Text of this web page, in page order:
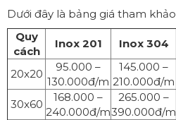
Dưới đây là bảng giá tham
Quy
cách
Inox 201 Inox 304
20x20
95.000 –
130.000đ/m
145.000 –
210.000đ/m
30x60
168.000 –
240.000đ/m
265.000 –
390.000đ/m